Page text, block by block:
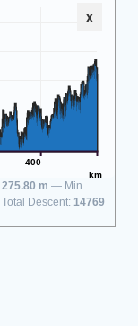
x
400
km
275.80 m
Min.
Total Descent: 14769